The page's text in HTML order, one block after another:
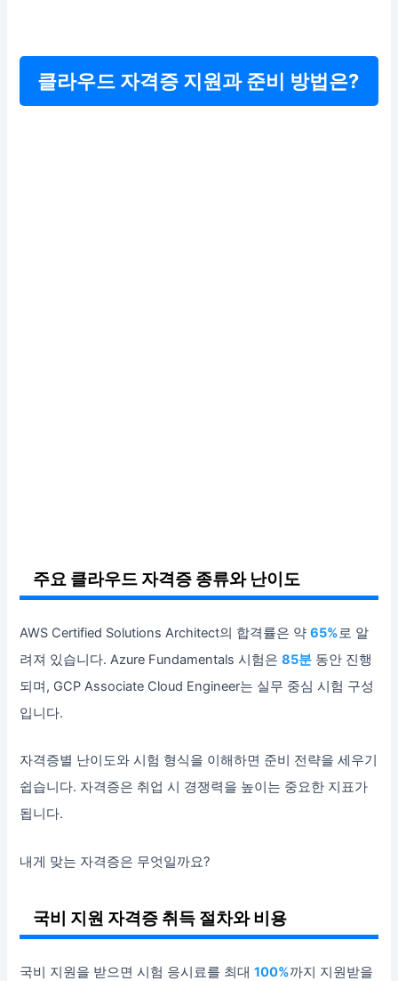
클라우드 자격증 지원과 준비 방법은?
주요 클라우드 자격증 종류와 난이도
AWS Certified Solutions Architect의 합격률은 약65%로 알
려져 있습니다. Azure Fundamentals 시험은85분 동안 진행
되며, GCP Associate Cloud Engineer는 실무 중심 시험 구성
입니다.
자격증별 난이도와 시험 형식을 이해하면 준비 전략을 세우기
쉽습니다. 자격증은 취업 시 경쟁력을 높이는 중요한 지표가
됩니다.
내게 맞는 자격증은 무엇일까요?
국비 지원 자격증 취득 절차와 비용
국비 지원을 받으면 시험 응시료를 최대100%까지 지원받을